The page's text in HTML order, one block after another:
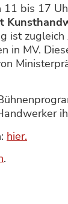
11 bis 17
ist
in MV.
hier.
.